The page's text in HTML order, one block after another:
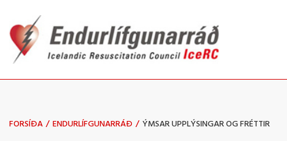
í
efni
FORSÍÐA / ENDURLÍFGUNARRÁÐ / ÝMSAR UPPLÝSINGAR OG FRÉTTIR